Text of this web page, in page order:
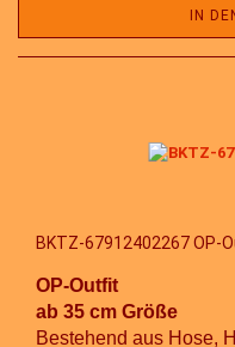
IN
BKTZ-67912402267 OP-
OP-Outfit
ab 35 cm Größe
Bestehend aus Hose,